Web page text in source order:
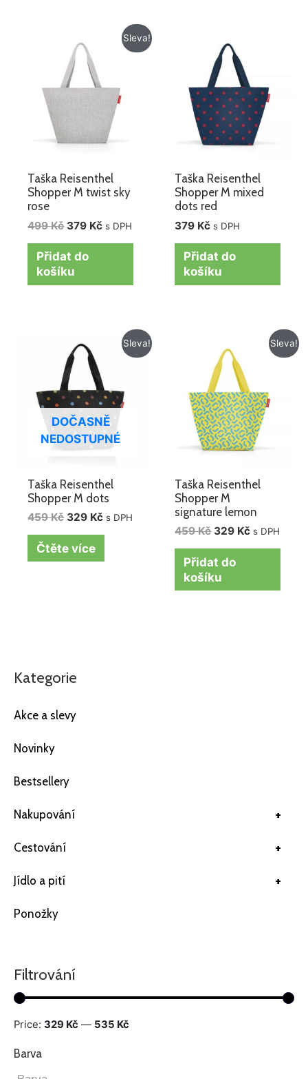
Kategorie
Akce a slevy
Novinky
Bestsellery
+
Nakupování
+
Cestování
+
Jídlo a pití
Ponožky
Filtrování
Price: 329 Kč — 535 Kč
Barva
Sleva!
Taška Reisenthel
Shopper M twist sky
rose
499Kč
cena
byla:
499 Kč.
379 Kč
Aktuální
cena
s DPH
Přidat do
košíku
Taška Reisenthel
Shopper M mixed
dots red
379 Kč s DPH
Přidat do
košíku
Sleva!
DOČASNĚ
NEDOSTUPNÉ
Taška Reisenthel
Shopper M dots
459Kč
Původní
cena
byla:
459 Kč.
329 Kč
Aktuální
cena
329 Kč.
s DPH
Čtěte více
Sleva!
Taška Reisenthel
Shopper M
signature lemon
459Kč
cena
byla:
459 Kč.
329 Kč
Aktuální
cena
s DPH
Přidat do
košíku